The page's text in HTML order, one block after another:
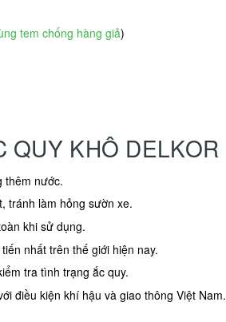
tem chống hàng giả)
QUY KHÔ DELKOR
thêm nước.
tránh làm hỏng sườn xe.
khi sử dụng.
nhất trên thế giới hiện nay.
tra tình trạng ắc quy.
điều kiện khí hậu và giao thông Việt Nam.